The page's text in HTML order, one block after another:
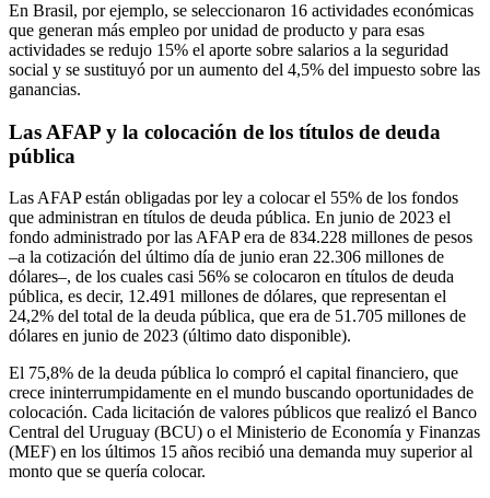
En Brasil, por ejemplo, se seleccionaron 16 actividades económicas
que generan más empleo por unidad de producto y para esas
actividades se redujo 15% el aporte sobre salarios a la seguridad
social y se sustituyó por un aumento del 4,5% del impuesto sobre las
ganancias.
Las AFAP y la colocación de los títulos de deuda
pública
Las AFAP están obligadas por ley a colocar el 55% de los fondos
que administran en títulos de deuda pública. En junio de 2023 el
fondo administrado por las AFAP era de 834.228 millones de pesos
–a la cotización del último día de junio eran 22.306 millones de
dólares–, de los cuales casi 56% se colocaron en títulos de deuda
pública, es decir, 12.491 millones de dólares, que representan el
24,2% del total de la deuda pública, que era de 51.705 millones de
dólares en junio de 2023 (último dato disponible).
El 75,8% de la deuda pública lo compró el capital financiero, que
crece ininterrumpidamente en el mundo buscando oportunidades de
colocación. Cada licitación de valores públicos que realizó el Banco
Central del Uruguay (BCU) o el Ministerio de Economía y Finanzas
(MEF) en los últimos 15 años recibió una demanda muy superior al
monto que se quería colocar.